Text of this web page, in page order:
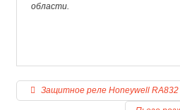
области.
Защитное реле Honeywell RA832